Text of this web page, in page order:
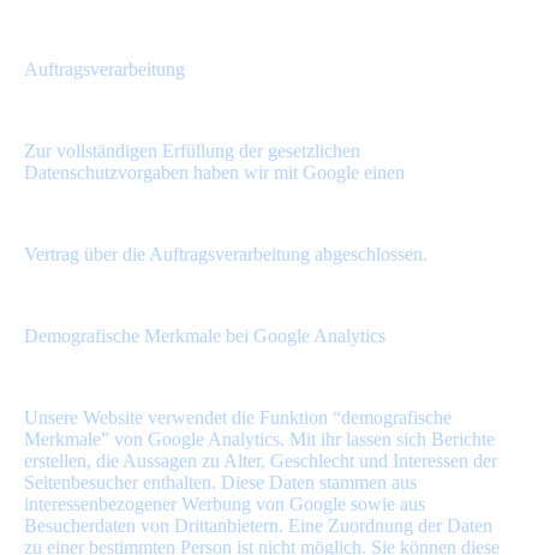
Auftragsverarbeitung
Zur vollständigen Erfüllung der gesetzlichen
Datenschutzvorgaben haben wir mit Google einen
Vertrag über die Auftragsverarbeitung abgeschlossen.
Demografische Merkmale bei Google Analytics
Unsere Website verwendet die Funktion “demografische
Merkmale” von Google Analytics. Mit ihr lassen sich Berichte
erstellen, die Aussagen zu Alter, Geschlecht und Interessen der
Seitenbesucher enthalten. Diese Daten stammen aus
interessenbezogener Werbung von Google sowie aus
Besucherdaten von Drittanbietern. Eine Zuordnung der Daten
zu einer bestimmten Person ist nicht möglich. Sie können diese